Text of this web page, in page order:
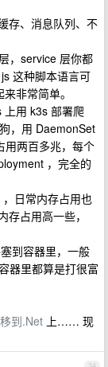
存、消息队列、不
，service 层你都
这种脚本语言可
非常简单。
用 k3s 部署爬
，用 DaemonSet
用两百多兆，每个
，完全的
日常内存占用也
占用高一些，
到容器里，一般
器里都算是打很富
到.Net 上…… 现